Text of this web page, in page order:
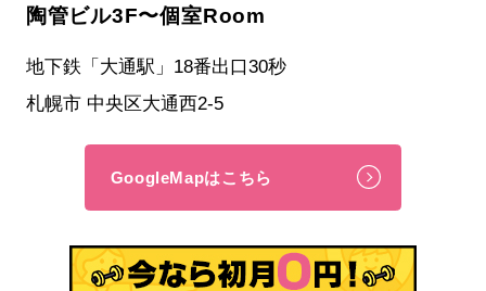
陶管ビル3F〜個室Room
地下鉄「大通駅」18番出口30秒
札幌市 中央区大通西2-5
GoogleMapはこちら